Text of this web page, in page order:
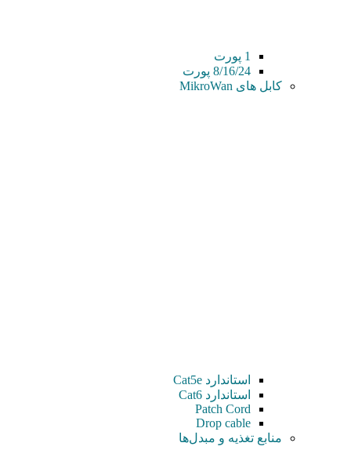
1 پورت
8/16/24 پورت
کابل های MikroWan
استاندارد Cat5e
استاندارد Cat6
Patch Cord
Drop cable
منابع تغذیه و مبدل‌ها